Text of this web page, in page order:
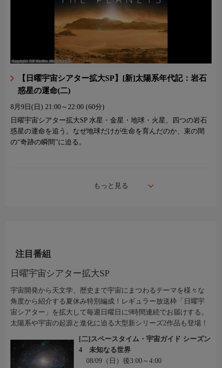
【日曜宇宙シアター拡大SP】[新]太陽系年代記：岩石
惑星の運命(二)
8月9日(日) 21:00～22:00 (60分)
日曜宇宙シアター拡大SP 水星・金星・地球・火星、四つの岩石
惑星の運命を追う。なぜ地球だけが生命を育んだのか、束の間
の“奇跡の瞬間”に迫る。
もっと見る
注目番組
日曜宇宙シアター拡大SP
宇宙開発から天文学、歴史まで宇宙にまつわるテーマを様々な
角度から紹介する夏休み特別編成！レギュラー放送枠「日曜宇
宙シアター」を拡大して毎週日曜日に9時間連続でお届けする。
太陽系や宇宙の起源と進化に迫る大型新シリーズ2作品も登場！
[二]スペースタイム・宇宙ガイド シーズン
4 未知なる世界
08/09（日）後3:00～4:00